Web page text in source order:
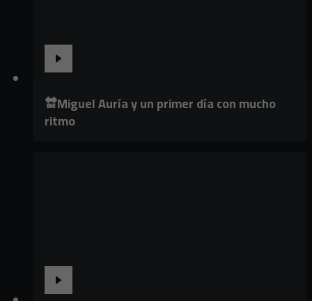
🔛Miguel Auría y un primer día con mucho
ritmo